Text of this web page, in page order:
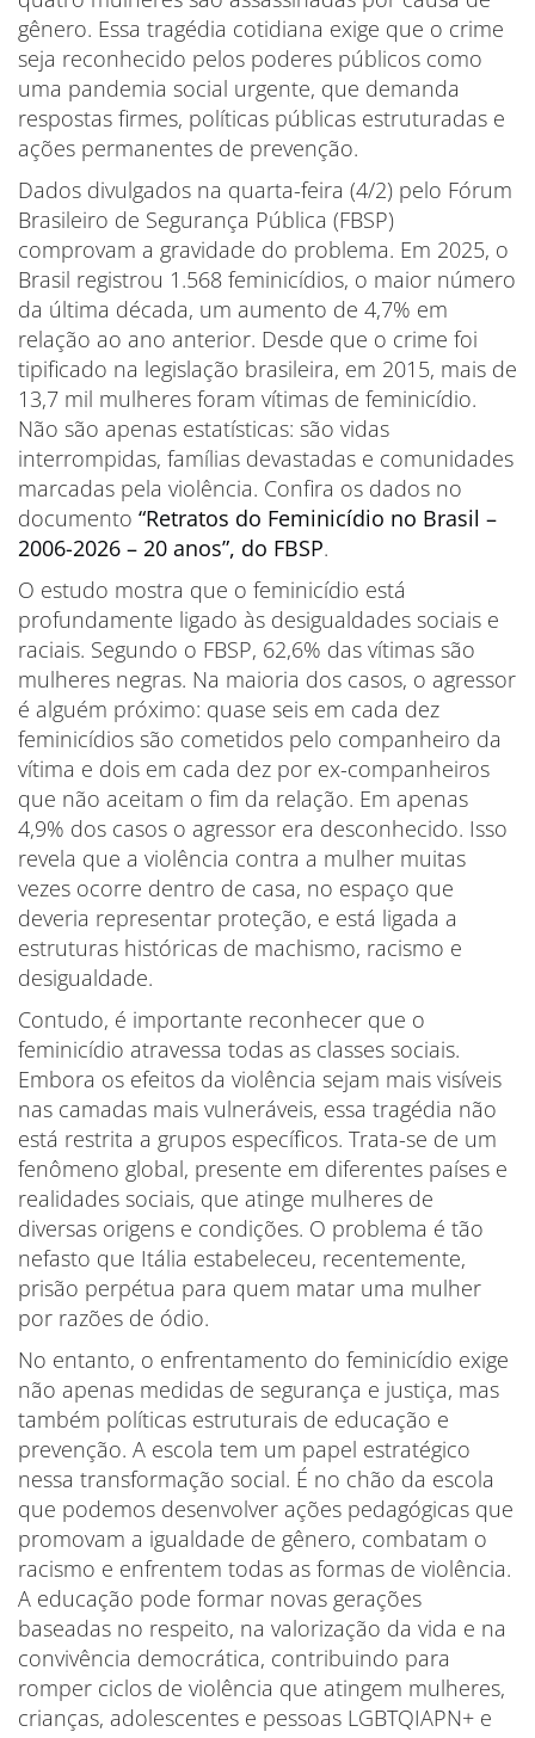
gênero. Essa tragédia cotidiana exige que o crime
seja reconhecido pelos poderes públicos como
uma pandemia social urgente, que demanda
respostas firmes, políticas públicas estruturadas e
ações permanentes de prevenção.
Dados divulgados na quarta-feira (4/2) pelo Fórum
Brasileiro de Segurança Pública (FBSP)
comprovam a gravidade do problema. Em 2025, o
Brasil registrou 1.568 feminicídios, o maior número
da última década, um aumento de 4,7% em
relação ao ano anterior. Desde que o crime foi
tipificado na legislação brasileira, em 2015, mais de
13,7 mil mulheres foram vítimas de feminicídio.
Não são apenas estatísticas: são vidas
interrompidas, famílias devastadas e comunidades
marcadas pela violência. Confira os dados no
documento “Retratos do Feminicídio no Brasil –
2006-2026 – 20 anos”, do FBSP.
O estudo mostra que o feminicídio está
profundamente ligado às desigualdades sociais e
raciais. Segundo o FBSP, 62,6% das vítimas são
mulheres negras. Na maioria dos casos, o agressor
é alguém próximo: quase seis em cada dez
feminicídios são cometidos pelo companheiro da
vítima e dois em cada dez por ex-companheiros
que não aceitam o fim da relação. Em apenas
4,9% dos casos o agressor era desconhecido. Isso
revela que a violência contra a mulher muitas
vezes ocorre dentro de casa, no espaço que
deveria representar proteção, e está ligada a
estruturas históricas de machismo, racismo e
desigualdade.
Contudo, é importante reconhecer que o
feminicídio atravessa todas as classes sociais.
Embora os efeitos da violência sejam mais visíveis
nas camadas mais vulneráveis, essa tragédia não
está restrita a grupos específicos. Trata-se de um
fenômeno global, presente em diferentes países e
realidades sociais, que atinge mulheres de
diversas origens e condições. O problema é tão
nefasto que Itália estabeleceu, recentemente,
prisão perpétua para quem matar uma mulher
por razões de ódio.
No entanto, o enfrentamento do feminicídio exige
não apenas medidas de segurança e justiça, mas
também políticas estruturais de educação e
prevenção. A escola tem um papel estratégico
nessa transformação social. É no chão da escola
que podemos desenvolver ações pedagógicas que
promovam a igualdade de gênero, combatam o
racismo e enfrentem todas as formas de violência.
A educação pode formar novas gerações
baseadas no respeito, na valorização da vida e na
convivência democrática, contribuindo para
romper ciclos de violência que atingem mulheres,
crianças, adolescentes e pessoas LGBTQIAPN+ e